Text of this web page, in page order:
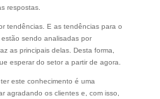
respostas.
tendências. E as tendências para o
sendo analisadas por
as principais delas. Desta forma,
esperar do setor a partir de agora.
este conhecimento é uma
agradando os clientes e, com isso,